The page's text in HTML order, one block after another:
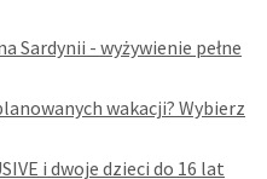
Sardynii - wyżywienie pełne
wakacji? Wybierz
i dwoje dzieci do 16 lat